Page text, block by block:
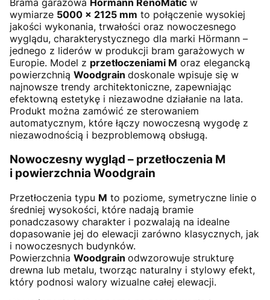
Brama garażowa Hörmann RenoMatic w
wymiarze 5000 × 2125 mm to połączenie wysokiej
jakości wykonania, trwałości oraz nowoczesnego
wyglądu, charakterystycznego dla marki Hörmann –
jednego z liderów w produkcji bram garażowych w
Europie. Model z przetłoczeniami M oraz elegancką
powierzchnią Woodgrain doskonale wpisuje się w
najnowsze trendy architektoniczne, zapewniając
efektowną estetykę i niezawodne działanie na lata.
Produkt można zamówić ze sterowaniem
automatycznym, które łączy nowoczesną wygodę z
niezawodnością i bezproblemową obsługą.
Nowoczesny wygląd – przetłoczenia M
i powierzchnia Woodgrain
Przetłoczenia typu M to poziome, symetryczne linie o
średniej wysokości, które nadają bramie
ponadczasowy charakter i pozwalają na idealne
dopasowanie jej do elewacji zarówno klasycznych, jak
i nowoczesnych budynków.
Powierzchnia Woodgrain odwzorowuje strukturę
drewna lub metalu, tworząc naturalny i stylowy efekt,
który podnosi walory wizualne całej elewacji.